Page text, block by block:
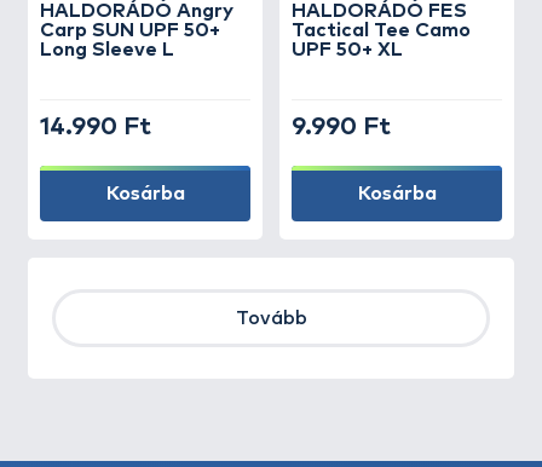
HALDORÁDÓ Angry
Carp SUN UPF 50+
Long Sleeve L
14.990 Ft
Kosárba
HALDORÁDÓ FES
Tactical Tee Camo
UPF 50+ XL
9.990 Ft
Kosárba
Tovább